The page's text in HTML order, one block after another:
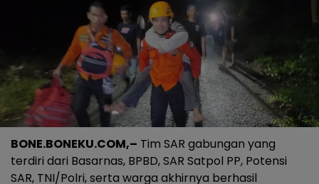
BONE.BONEKU.COM,– Tim SAR gabungan yang
terdiri dari Basarnas, BPBD, SAR Satpol PP, Potensi
SAR, TNI/Polri, serta warga akhirnya berhasil